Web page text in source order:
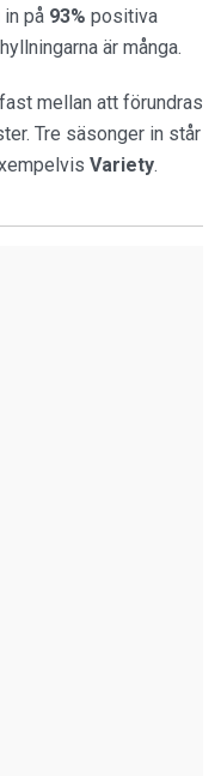
in på 93% positiva
är många.
mellan att förundras
Tre säsonger in står
Variety.